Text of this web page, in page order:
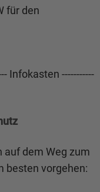
für den
Infokasten -----------
auf dem Weg zum
besten vorgehen: